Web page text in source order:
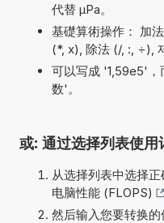
代替 µPa。
基礎算術操作： 加
(*, x), 除法 (/, :, ÷),
可以写成 '1,59e5'，
数'。
或: 通过选择列表使用
从选择列表中选择
电脑性能 (FLOPS)
然后输入您要转换的